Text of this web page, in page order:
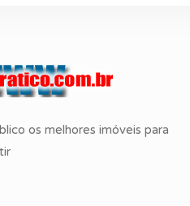
os melhores imóveis para